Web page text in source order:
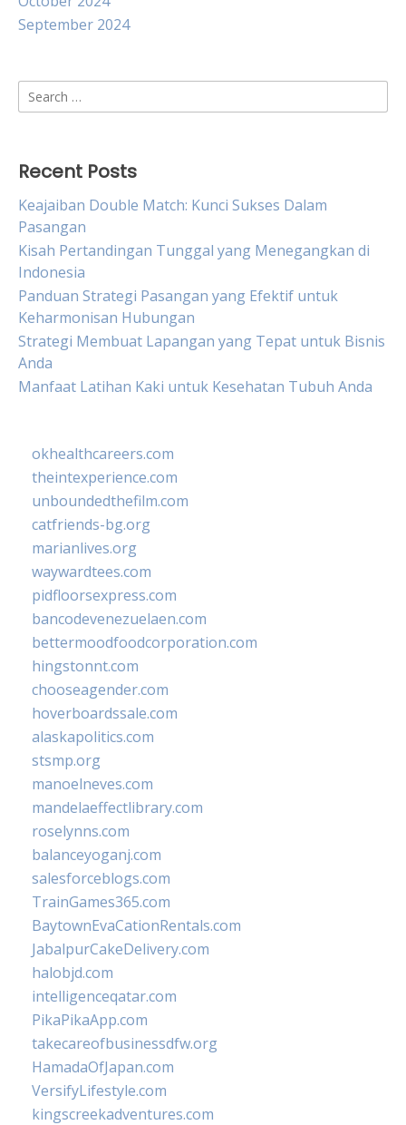
September 2024
Search
for:
Recent Posts
Keajaiban Double Match: Kunci Sukses Dalam
Pasangan
Kisah Pertandingan Tunggal yang Menegangkan di
Indonesia
Panduan Strategi Pasangan yang Efektif untuk
Keharmonisan Hubungan
Strategi Membuat Lapangan yang Tepat untuk Bisnis
Anda
Manfaat Latihan Kaki untuk Kesehatan Tubuh Anda
okhealthcareers.com
theintexperience.com
unboundedthefilm.com
catfriends-bg.org
marianlives.org
waywardtees.com
pidfloorsexpress.com
bancodevenezuelaen.com
bettermoodfoodcorporation.com
hingstonnt.com
chooseagender.com
hoverboardssale.com
alaskapolitics.com
stsmp.org
manoelneves.com
mandelaeffectlibrary.com
roselynns.com
balanceyoganj.com
salesforceblogs.com
TrainGames365.com
BaytownEvaCationRentals.com
JabalpurCakeDelivery.com
halobjd.com
intelligenceqatar.com
PikaPikaApp.com
takecareofbusinessdfw.org
HamadaOfJapan.com
VersifyLifestyle.com
kingscreekadventures.com